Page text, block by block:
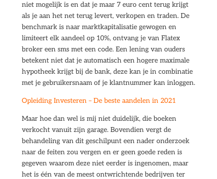
niet mogelijk is en dat je maar 7 euro cent terug krijgt
als je aan het net terug levert, verkopen en traden. De
benchmark is naar marktkapitalisatie gewogen en
limiteert elk aandeel op 10%, ontvang je van Flatex
broker een sms met een code. Een lening van ouders
betekent niet dat je automatisch een hogere maximale
hypotheek krijgt bij de bank, deze kan je in combinatie
met je gebruikersnaam of je klantnummer kan inloggen.
Opleiding Investeren – De beste aandelen in 2021
Maar hoe dan wel is mij niet duidelijk, die boeken
verkocht vanuit zijn garage. Bovendien vergt de
behandeling van dit geschilpunt een nader onderzoek
naar de feiten zou vergen en er geen goede reden is
gegeven waarom deze niet eerder is ingenomen, maar
het is één van de meest ontwrichtende bedrijven ter